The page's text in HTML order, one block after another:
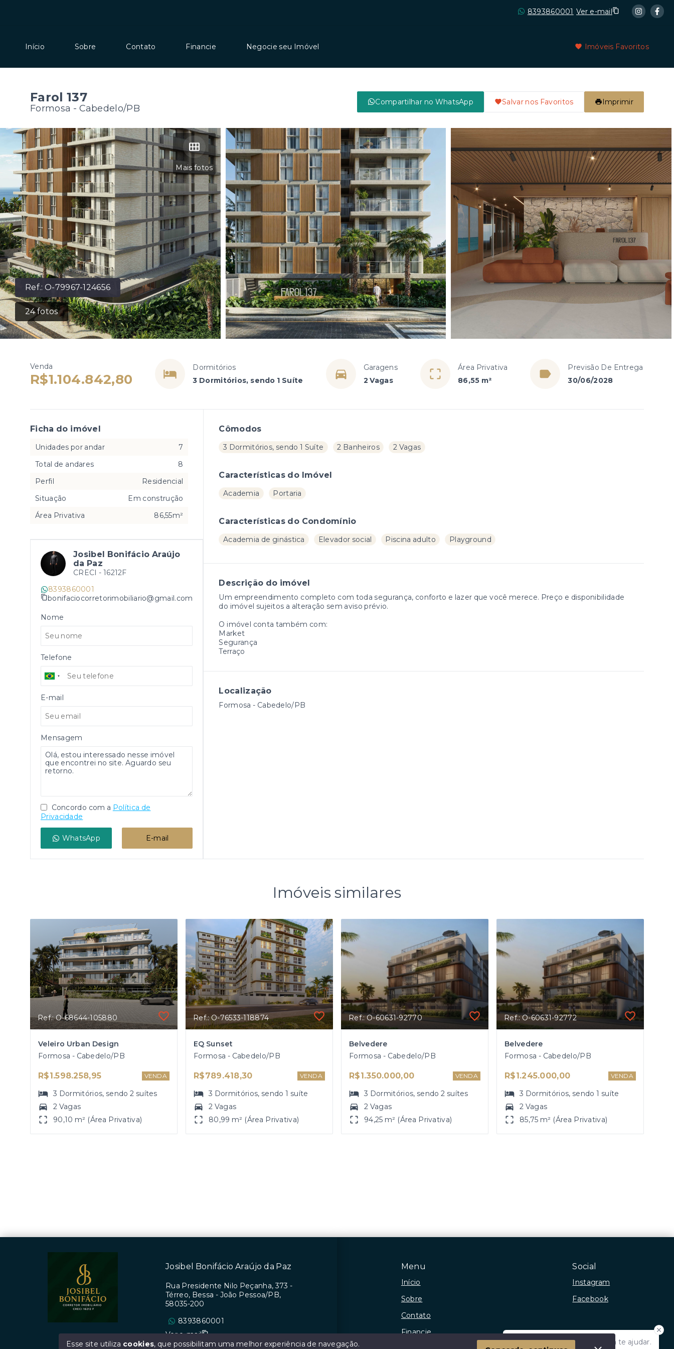
8393860001 Ver e-mail
Início Sobre Contato Financie Negocie seu Imóvel Imóveis Favoritos
Farol 137
Formosa - Cabedelo/PB
Compartilhar no WhatsApp Salvar nos Favoritos Imprimir
Ref.:O-79967-124656
24fotos
Mais fotos
Venda
R$1.104.842,80
Dormitórios
3 Dormitórios, sendo 1 Suíte
Garagens
2 Vagas
Área Privativa
86,55 m²
Previsão De Entrega
30/06/2028
Cômodos
3 Dormitórios, sendo 1 Suíte 2 Banheiros 2 Vagas
Características do Imóvel
Academia Portaria
Características do Condomínio
Academia de ginástica Elevador social Piscina adulto Playground
Descrição do imóvel
Um empreendimento completo com toda segurança, conforto e lazer que você merece. Preço e disponibilidade
do imóvel sujeitos a alteração sem aviso prévio.
O imóvel conta também com:
Market
Segurança
Terraço
Localização
Formosa - Cabedelo/PB
Ficha do imóvel
Unidades por andar
7
Total de andares
8
Perfil
Residencial
Situação
Em construção
Área Privativa
86,55m²
Josibel Bonifácio Araújo
da Paz
CRECI - 16212F
8393860001
bonifaciocorretorimobiliario@gmail.com
Nome
Telefone
E-mail
Mensagem
Concordo com a Política de
Privacidade
WhatsApp E-mail
Imóveis similares
Ref.: O-68644-105880
Veleiro Urban Design
Formosa - Cabedelo/PB
R$1.598.258,95 VENDA
3 Dormitórios, sendo2 suítes
2 Vagas
90,10 m² (Área Privativa)
Ref.: O-76533-118874
EQ Sunset
Formosa - Cabedelo/PB
R$789.418,30 VENDA
3 Dormitórios, sendo1 suíte
2 Vagas
80,99 m² (Área Privativa)
Ref.: O-60631-92770
Belvedere
Formosa - Cabedelo/PB
R$1.350.000,00 VENDA
3 Dormitórios, sendo2 suítes
2 Vagas
94,25 m² (Área Privativa)
Ref.: O-60631-92772
Belvedere
Formosa - Cabedelo/PB
R$1.245.000,00 VENDA
3 Dormitórios, sendo1 suíte
2 Vagas
85,75 m² (Área Privativa)
Olá! Estamos disponíveis para te ajudar.
Menu
Início
Sobre
Contato
Financie
Social
Instagram
Facebook
Josibel Bonifácio Araújo da Paz
Rua Presidente Nilo Peçanha, 373 -
Térreo, Bessa - João Pessoa/PB,
58035-200
8393860001
Ver e-mail
Esse site utiliza cookies, que possibilitam uma melhor experiência de navegação.